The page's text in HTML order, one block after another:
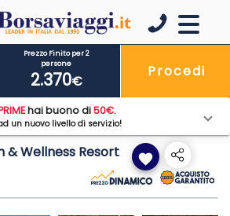
& Wellness Resort favorite
Prezzo Finito per 2
persone
2.370€
Procedi
hai buono di50€.
un nuovo livello di servizio!